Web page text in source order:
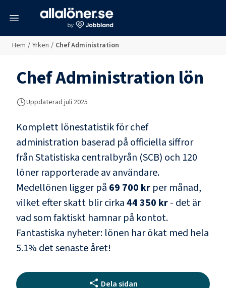
Hem / Yrken / Chef Administration
Chef Administration lön
Uppdaterad juli 2025
Komplett lönestatistik förchef
administration baserad på officiella siffror
från Statistiska centralbyrån (SCB) och 120
löner rapporterade av användare.
Medellönen ligger på 69 700 kr per månad,
vilket efter skatt blir cirka44 350 kr- det är
vad som faktiskt hamnar på kontot.
Fantastiska nyheter: lönen har ökat med hela
5.1% det senaste året!
Dela sidan